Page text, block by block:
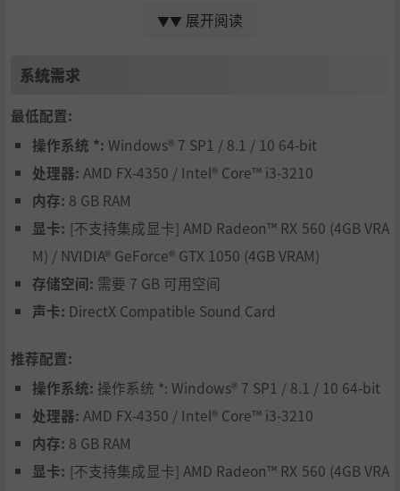
如果你是策略党，可以选择传统的回合战斗模式，通过策略
战胜敌人；如果你是操作党，可以选择即时战斗模式，通过
▼▼ 展开阅读
系统需求
最低配置:
操作系统 *: Windows® 7 SP1 / 8.1 / 10 64-bit
处理器: AMD FX-4350 / Intel® Core™ i3-3210
内存: 8 GB RAM
显卡: [不支持集成显卡] AMD Radeon™ RX 560 (4GB VRA
M) / NVIDIA® GeForce® GTX 1050 (4GB VRAM)
存储空间: 需要 7 GB 可用空间
声卡: DirectX Compatible Sound Card
推荐配置:
操作系统: 操作系统 *: Windows® 7 SP1 / 8.1 / 10 64-bit
处理器: AMD FX-4350 / Intel® Core™ i3-3210
内存: 8 GB RAM
显卡: [不支持集成显卡] AMD Radeon™ RX 560 (4GB VRA